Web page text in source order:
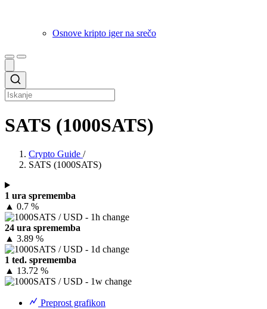
Osnove kripto iger na srečo
SATS (1000SATS)
Crypto Guide /
SATS (1000SATS)
1 ura sprememba
▲ 0.7 %
24 ura sprememba
▲ 3.89 %
1 ted. sprememba
▲ 13.72 %
Preprost grafikon